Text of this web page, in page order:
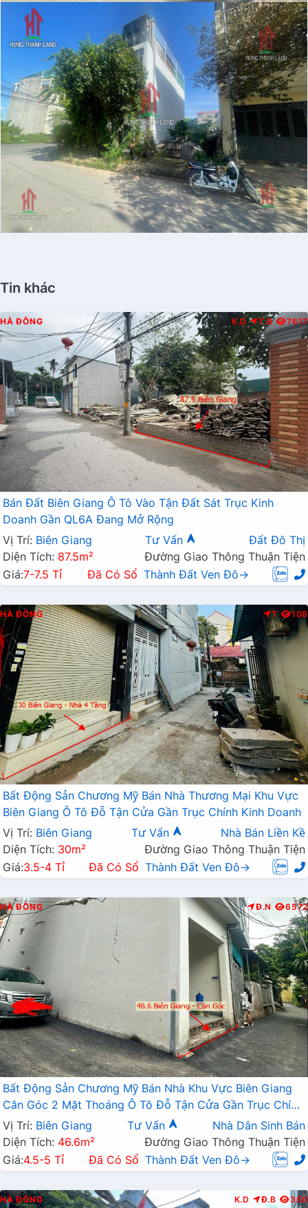
Tin khác
HÀ ĐÔNG K.D T.B 7617
Bán Đất Biên Giang Ô Tô Vào Tận Đất Sát Trục Kinh
Doanh Gần QL6A Đang Mở Rộng
Vị Trí: Biên Giang Tư Vấn
Đất Đô Thị
Diện Tích: 87.5m²
Đường Giao Thông Thuận Tiện
Giá:7-7.5 Tỉ Đã Có Sổ Thành Đất Ven Đô→
HÀ ĐÔNG T 108
Bất Động Sản Chương Mỹ Bán Nhà Thương Mại Khu Vực
Biên Giang Ô Tô Đỗ Tận Cửa Gần Trục Chính Kinh Doanh
Vị Trí: Biên Giang Tư Vấn
Nhà Bán Liền Kề
Diện Tích: 30m²
Đường Giao Thông Thuận Tiện
Giá:3.5-4 Tỉ Đã Có Sổ Thành Đất Ven Đô→
HÀ ĐÔNG Đ.N 6572
Bất Động Sản Chương Mỹ Bán Nhà Khu Vực Biên Giang
Căn Góc 2 Mặt Thoáng Ô Tô Đỗ Tận Cửa Gần Trục Chính
Kinh Doanh
Vị Trí: Biên Giang Tư Vấn
Nhà Dân Sinh Bán
Diện Tích: 46.6m²
Đường Giao Thông Thuận Tiện
Giá:4.5-5 Tỉ Đã Có Sổ Thành Đất Ven Đô→
HÀ ĐÔNG K.D Đ.B 350